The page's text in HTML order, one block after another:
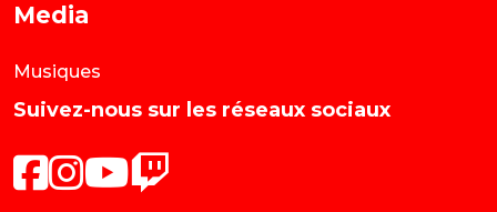
Media
Musiques
Suivez-nous sur les réseaux sociaux